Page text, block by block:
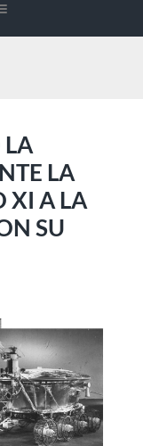
LA
LA
XI A LA
SU